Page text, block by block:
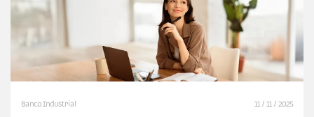
Banco Industrial 11 / 11 / 2025